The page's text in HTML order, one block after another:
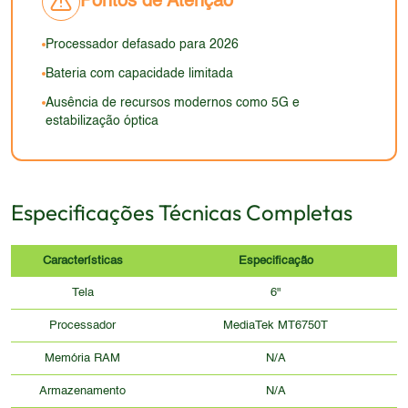
Processador defasado para 2026
Bateria com capacidade limitada
Ausência de recursos modernos como 5G e
estabilização óptica
Especificações Técnicas Completas
Características Especificação
Tela 6"
Processador MediaTek MT6750T
Memória RAM N/A
Armazenamento N/A